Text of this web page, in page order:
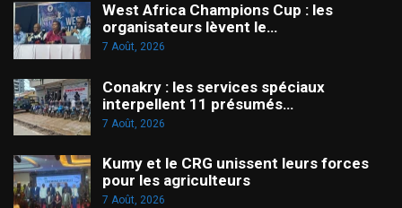
West Africa Champions Cup : les
organisateurs lèvent le…
7 Août, 2026
Conakry : les services spéciaux
interpellent 11 présumés…
7 Août, 2026
Kumy et le CRG unissent leurs forces
pour les agriculteurs
7 Août, 2026